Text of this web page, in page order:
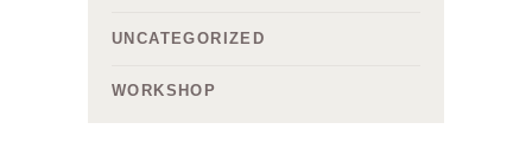
UNCATEGORIZED
WORKSHOP